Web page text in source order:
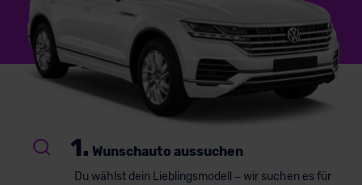
1. Wunschauto aussuchen
Du wählst dein Lieblingsmodell – wir suchen es für